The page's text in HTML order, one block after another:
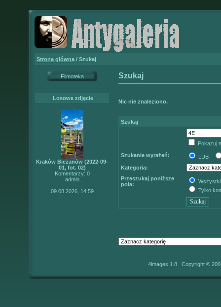
Strona główna / Szukaj
Filmoteka
Losowe zdjęcie
Kraków Bieżanów (2022-09-
01, fot. 02)
Komentarzy: 0
admin
09.08.2026, 14:59
Szukaj
Nic nie znaleziono.
Szukaj
Pokazuj
Szukanie wyrażeń:
LUB
Kategoria:
Przeszukaj poniższe
pola:
Tylko
4images 1.8 Copyright ©